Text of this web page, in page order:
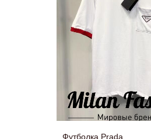
Футболка Prada